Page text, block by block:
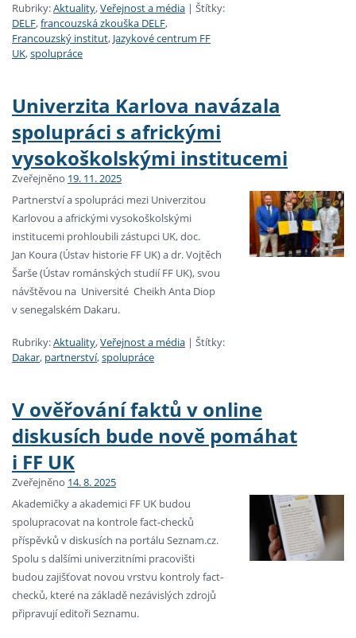
Rubriky:Aktuality,Veřejnost a média | Štítky:
DELF,francouzská zkouška DELF,
Francouzský institut, Jazykové centrum FF
UK,spolupráce
Univerzita Karlova navázala
spolupráci s africkými
vysokoškolskými institucemi
Zveřejněno 19. 11. 2025
Partnerství a spolupráci mezi Univerzitou
Karlovou a africkými vysokoškolskými
institucemi prohloubili zástupci UK, doc.
Jan Koura (Ústav historie FF UK) a dr. Vojtěch
Šarše (Ústav románských studií FF UK), svou
návštěvou na Université Cheikh Anta Diop
v senegalském Dakaru.
Rubriky:Aktuality,Veřejnost a média | Štítky:
Dakar, partnerství,spolupráce
V ověřování faktů v online
diskusích bude nově pomáhat
i FF UK
Zveřejněno 14. 8. 2025
Akademičky a akademici FF UK budou
spolupracovat na kontrole fact-checků
příspěvků v diskusích na portálu Seznam.cz.
Spolu s dalšími univerzitními pracovišti
budou zajišťovat novou vrstvu kontroly fact-
checků, které na základě nezávislých zdrojů
připravují editoři Seznamu.